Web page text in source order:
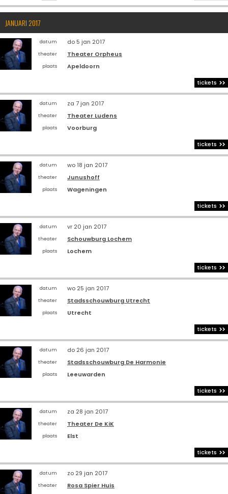
JANUARI 2017
datum do 5 jan 2017
theater Theater Orpheus
plaats
Apeldoorn
tickets
datum za 7 jan 2017
theater Theater Ludens
plaats
Voorburg
tickets
datum wo 18 jan 2017
theater Junushoff
plaats
Wageningen
tickets
datum vr 20 jan 2017
theater Schouwburg Lochem
plaats
Lochem
tickets
datum wo 25 jan 2017
theater Stadsschouwburg Utrecht
plaats
Utrecht
tickets
datum do 26 jan 2017
theater Stadsschouwburg De Harmonie
plaats
Leeuwarden
tickets
datum za 28 jan 2017
theater Theater De KiK
plaats
Elst
tickets
datum zo 29 jan 2017
theater
Rosa Spier Huis